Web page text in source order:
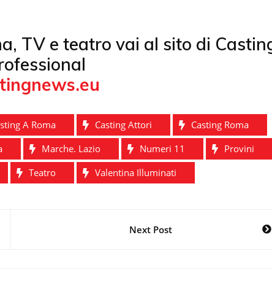
TV e teatro vai al sito di
A Roma Casting Attori
Casting Roma
Marche. Lazio Numeri 11
Provini
Teatro Valentina Illuminati
Next Post